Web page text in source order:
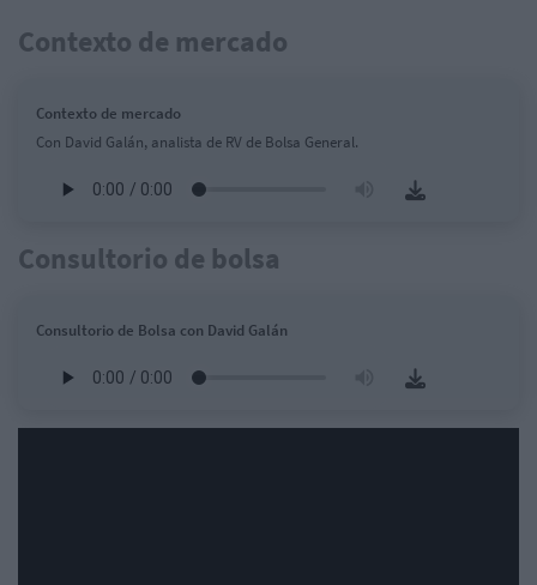
Contexto de mercado
Contexto de mercado
Con David Galán, analista de RV de Bolsa General.
Consultorio de bolsa
Consultorio de Bolsa con David Galán